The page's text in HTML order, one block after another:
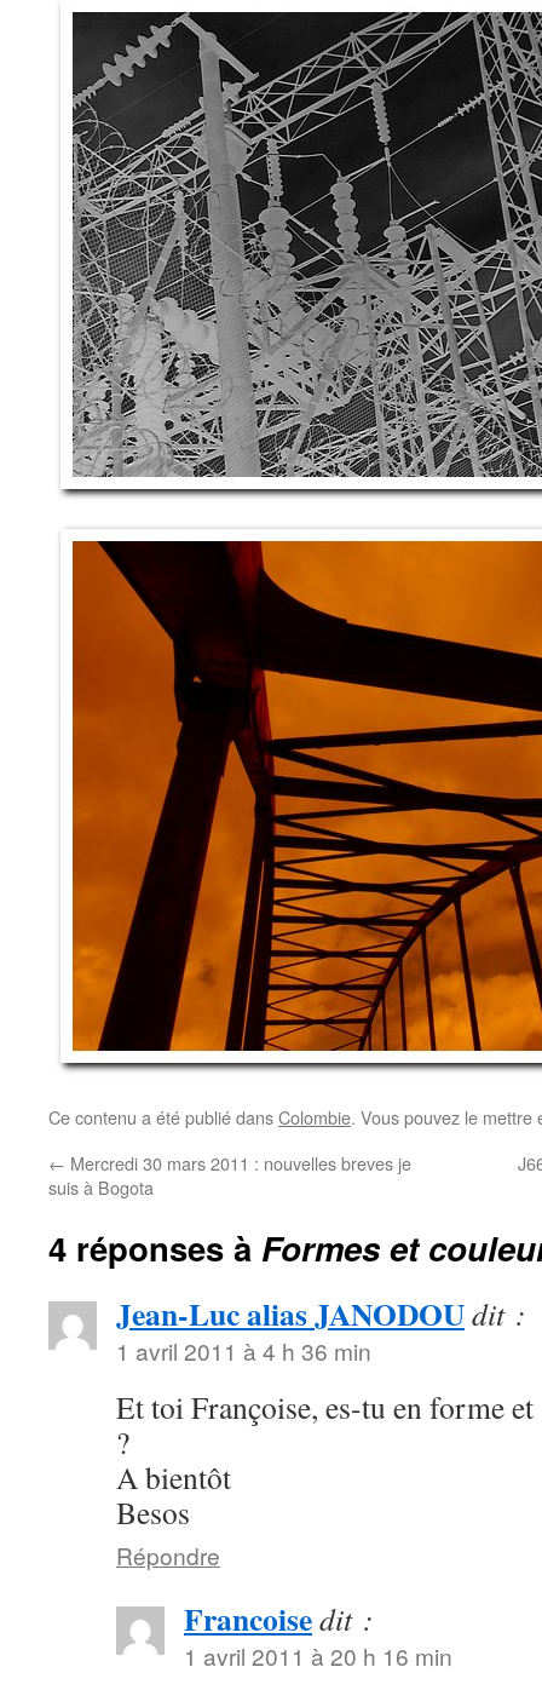
Ce contenu a été publié dansColombie. Vous pouvez le
← Mercredi 30 mars 2011 : nouvelles breves je
suis à Bogota
4 réponses à Formes et
Jean-Luc alias JANODOUdit :
1 avril 2011 à 4 h 36 min
Et toi Françoise, es-tu en forme
?
A bientôt
Besos
Répondre
Francoisedit :
1 avril 2011 à 20 h 16 min